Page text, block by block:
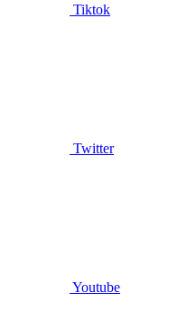
Tiktok
Twitter
Youtube